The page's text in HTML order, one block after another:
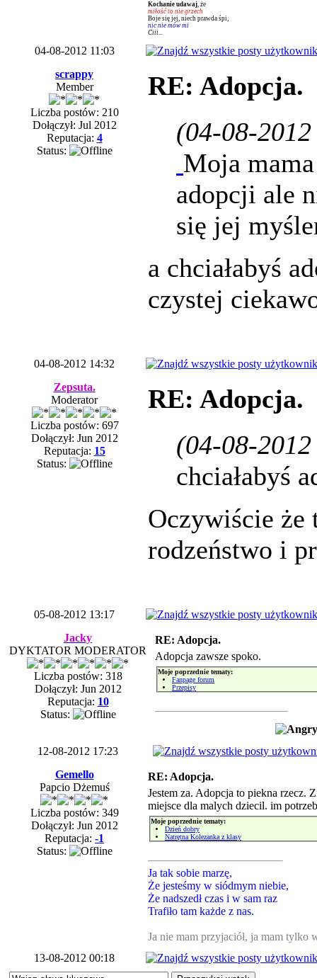
Kochanie udawaj, że
miłość to nie grzech
Boje się jej, niech prawda śpi,
nic nie mów mi
Ciii...
04-08-2012 11:03
scrappy
Member
Liczba postów: 210
Dołączył: Jul 2012
Reputacja: 4
Status:
RE: Adopcja.
(04-08-
Moja
adopcji ale
się jej
a chciałabyś
czystej
04-08-2012 14:32
Zepsuta.
Moderator
Liczba postów: 697
Dołączył: Jun 2012
Reputacja: 15
Status:
RE: Adopcja.
(04-08-
chciałabyś
Oczywiście że
rodzeństwo i
05-08-2012 13:17
Jacky
DYKTATOR MODERATOR
Liczba postów: 318
Dołączył: Jun 2012
Reputacja: 10
Status:
RE: Adopcja.
Adopcja zawsze spoko.
Moje poprzednie tematy:
Fanpage forum
Przepisy
12-08-2012 17:23
Gemello
Papcio Dżemuś
Liczba postów: 349
Dołączył: Jun 2012
Reputacja: -1
Status:
RE: Adopcja.
Jestem za. Adopcja to piekna rzecz.
miejsce dla malych dziecil. im
Moje poprzednie tematy:
Dzień dobry
Natrętna Kolezanka z klasy
Ja tak sobie marzę,
Że jesteśmy w siódmym niebie,
Że nadszedł czas i w sam raz
Trafiło tam każde z nas.
Ja nie mam przyjaciół, ja mam tylko
13-08-2012 00:18